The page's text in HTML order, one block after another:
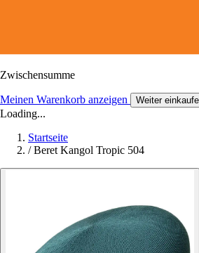
Zwischensumme
Meinen Warenkorb anzeigen Weiter
Loading...
Startseite
/ Beret Kangol Tropic 504